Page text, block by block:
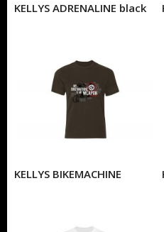
KELLYS ADRENALINE black
KELLYS BIKEMACHINE